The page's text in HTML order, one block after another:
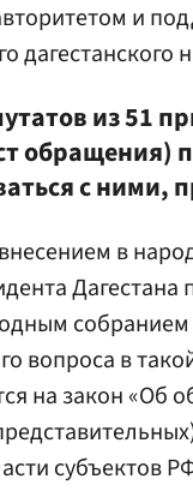
и
дагестанского
из 51
обращения)
с ними,
в
Дагестана
вопроса в
на закон «Об
субъектов